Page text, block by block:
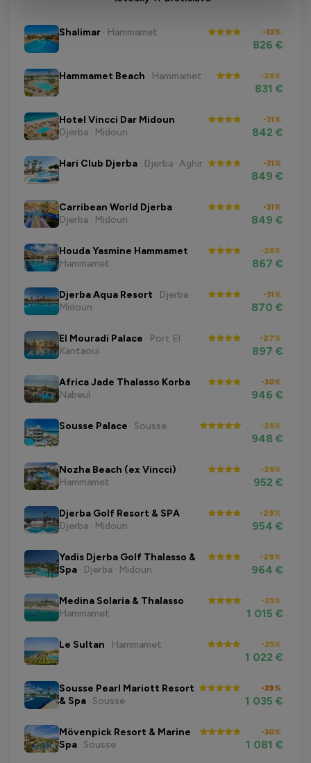
Shalimar · Hammamet -33%
826 €
Hammamet Beach · Hammamet -28%
831 €
Hotel Vincci Dar Midoun ·
Djerba · Midoun
-31%
842 €
Hari Club Djerba · Djerba · Aghir -31%
849 €
Carribean World Djerba ·
Djerba · Midoun
-31%
849 €
Houda Yasmine Hammamet ·
Hammamet
-28%
867 €
Djerba Aqua Resort · Djerba ·
Midoun
-31%
870 €
El Mouradi Palace · Port El
Kantaoui
-27%
897 €
Africa Jade Thalasso Korba ·
Nabeul
-30%
946 €
Sousse Palace · Sousse -26%
948 €
Nozha Beach (ex Vincci) ·
Hammamet
-26%
952 €
Djerba Golf Resort & SPA ·
Djerba · Midoun
-29%
954 €
Yadis Djerba Golf Thalasso &
Spa · Djerba · Midoun
-29%
964 €
Medina Solaria & Thalasso ·
Hammamet
-25%
1 015 €
Le Sultan · Hammamet -25%
1 022 €
Sousse Pearl Mariott Resort
& Spa · Sousse
-39%
1 035 €
Mövenpick Resort & Marine
Spa · Sousse
-30%
1 081 €